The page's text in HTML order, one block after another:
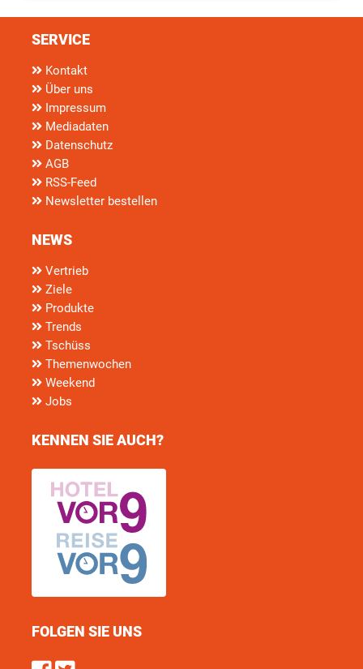
SERVICE
Kontakt
Über uns
Impressum
Mediadaten
Datenschutz
AGB
RSS-Feed
Newsletter bestellen
NEWS
Vertrieb
Ziele
Produkte
Trends
Tschüss
Themenwochen
Weekend
Jobs
KENNEN SIE AUCH?
FOLGEN SIE UNS